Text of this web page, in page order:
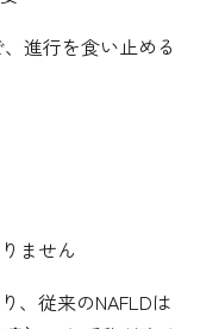
進行を食い止める
ません
、従来のNAFLDは